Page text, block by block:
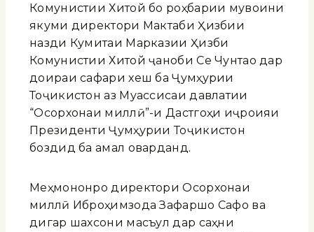
Комунистии Хитой бо роҳбарии мувоини
якуми директори Мактаби Ҳизбии
назди Кумитаи Марказии Ҳизби
Комунистии Хитой ҷаноби Се Чунтао дар
доираи сафари хеш ба Ҷумҳурии
Тоҷикистон аз Муассисаи давлатии
“Осорхонаи миллӣ”-и Дастгоҳи иҷроияи
Президенти Ҷумҳурии Тоҷикистон
боздид ба амал оварданд.
Меҳмононро директори Осорхонаи
миллӣ Иброҳимзода Зафаршо Сафо ва
дигар шахсони масъул дар саҳни